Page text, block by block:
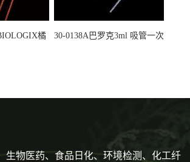
橘
30-0138A巴罗克3ml 吸管一次
生物医药、食品日化、环境检测、化工纤